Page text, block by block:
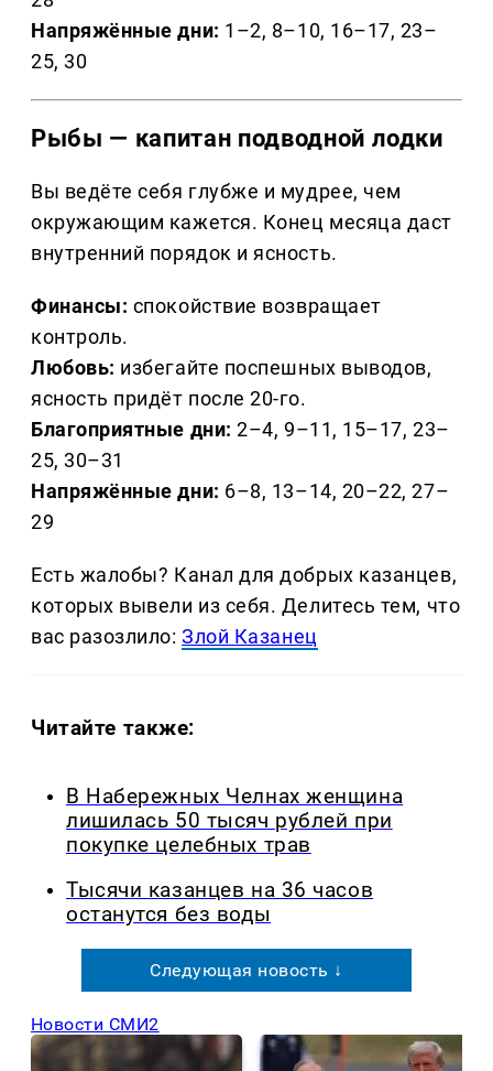
Напряжённые дни: 1–2, 8–10, 16–17, 23–
25, 30
Рыбы — капитан подводной лодки
Вы ведёте себя глубже и мудрее, чем
окружающим кажется. Конец месяца даст
внутренний порядок и ясность.
Финансы: спокойствие возвращает
контроль.
Любовь: избегайте поспешных выводов,
ясность придёт после 20-го.
Благоприятные дни: 2–4, 9–11, 15–17, 23–
25, 30–31
Напряжённые дни: 6–8, 13–14, 20–22, 27–
29
Есть жалобы? Канал для добрых казанцев,
которых вывели из себя. Делитеcь тем, что
вас разозлило:Злой Казанец
Читайте также:
В Набережных Челнах женщина
лишилась 50 тысяч рублей при
покупке целебных трав
Тысячи казанцев на 36 часов
останутся без воды
Следующая новость ↓
Новости СМИ2